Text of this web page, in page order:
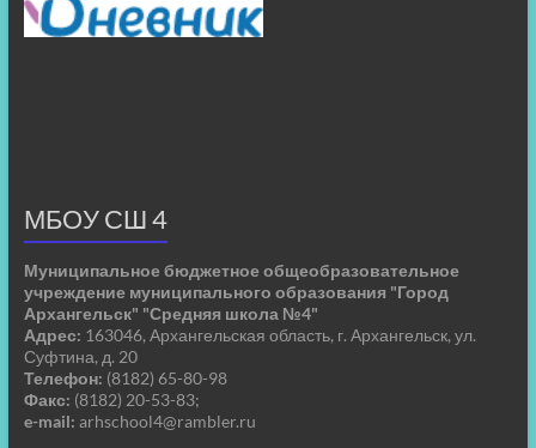
МБОУ СШ 4
Муниципальное бюджетное общеобразовательное
учреждение муниципального образования "Город
Архангельск" "Средняя школа №4"
Адрес: 163046, Архангельская область, г. Архангельск, ул.
Суфтина, д. 20
Телефон: (8182) 65-80-98
Факс: (8182) 20-53-83;
e-mail: arhschool4@rambler.ru